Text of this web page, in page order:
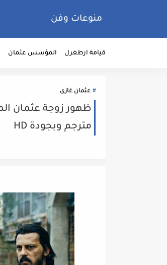
منوعات وفن
قيامة ارطغرل المؤسس عثمان
عثمان غازى
مترجم وبجودة HD